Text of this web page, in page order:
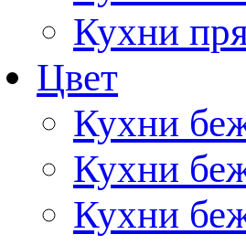
Кухни
Цвет
Кухни
Кухни
Кухни